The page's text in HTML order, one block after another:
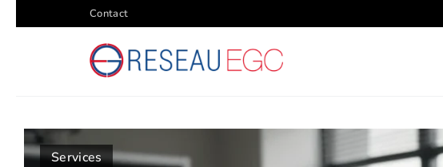
Contact
Services